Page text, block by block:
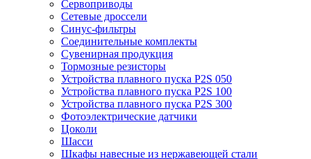
Сервоприводы
Сетевые дроссели
Синус-фильтры
Соединительные комплекты
Сувенирная продукция
Тормозные резисторы
Устройства плавного пуска P2S 050
Устройства плавного пуска P2S 100
Устройства плавного пуска P2S 300
Фотоэлектрические датчики
Цоколи
Шасси
Шкафы навесные из нержавеющей стали